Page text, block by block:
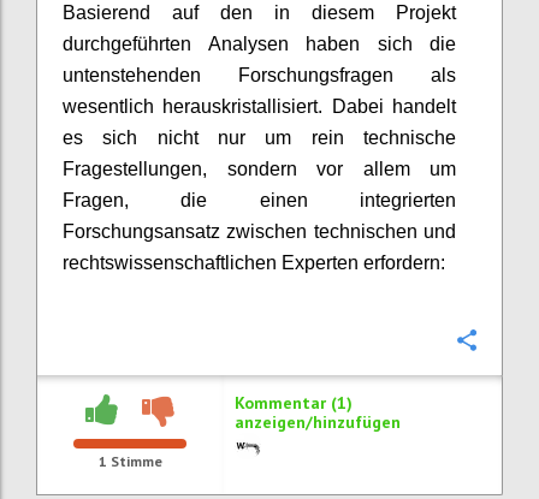
Basierend auf den in diesem Projekt
durchgeführten Analysen haben sich die
untenstehenden Forschungsfragen als
wesentlich herauskristallisiert. Dabei handelt
es sich nicht nur um rein technische
Fragestellungen, sondern vor allem um
Fragen, die einen integrierten
Forschungsansatz zwischen technischen und
rechtswissenschaftlichen Experten erfordern:
1 Stimme
Kommentar (1)
anzeigen/hinzufügen